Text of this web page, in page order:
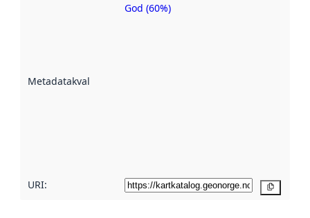
Metadatakvalitet
Metadatakvalitet
God (60%)
URI: